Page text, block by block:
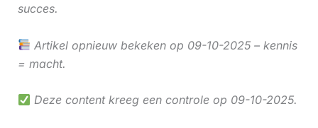
succes.
Artikel opnieuw bekeken op 09-10-2025 – kennis
= macht.
Deze content kreeg een controle op 09-10-2025.